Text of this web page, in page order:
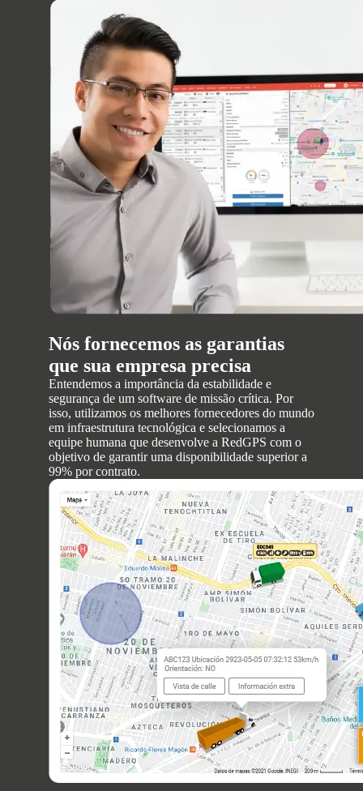
Nós fornecemos as garantias
que sua empresa precisa
Entendemos a importância da estabilidade e
segurança de um software de missão crítica. Por
isso, utilizamos os melhores fornecedores do mundo
em infraestrutura tecnológica e selecionamos a
equipe humana que desenvolve a RedGPS com o
objetivo de garantir uma disponibilidade superior a
99% por contrato.